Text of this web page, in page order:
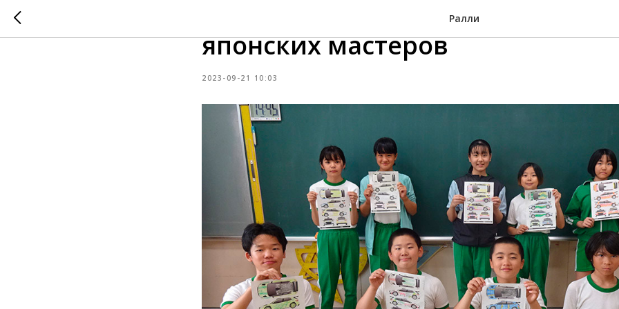
Ралли
Новая ливрея Николая Грязина
японских мастеров
2023-09-21 10:03